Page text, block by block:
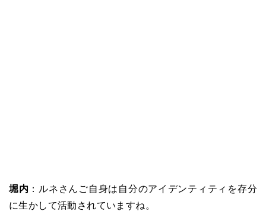
堀内 ：ルネさんご自身は自分のアイデンティティを存分
に生かして活動されていますね。